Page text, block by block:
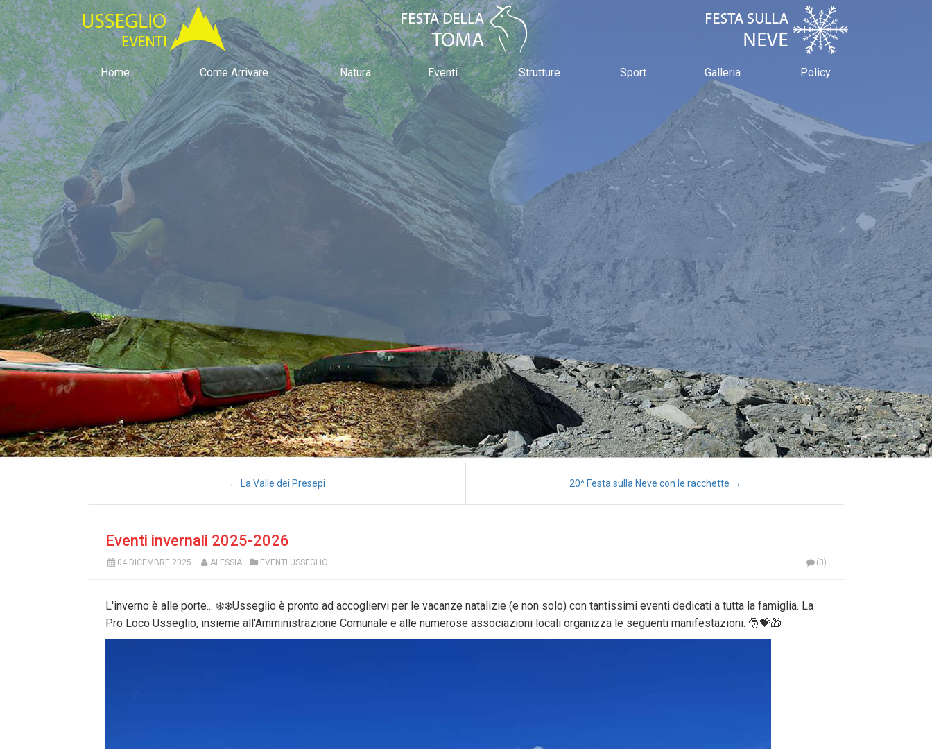
Home Come Arrivare Natura Eventi Strutture Sport Galleria Policy
← La Valle dei Presepi 20^ Festa sulla Neve con le racchette →
Eventi invernali 2025-2026
04 DICEMBRE 2025 ALESSIA EVENTI USSEGLIO (0)
L'inverno è alle porte... ❄️❄️Usseglio è pronto ad accogliervi per le vacanze natalizie (e non solo) con tantissimi eventi dedicati a tutta la famiglia. La
Pro Loco Usseglio, insieme all'Amministrazione Comunale e alle numerose associazioni locali organizza le seguenti manifestazioni. 🎅💝🎁